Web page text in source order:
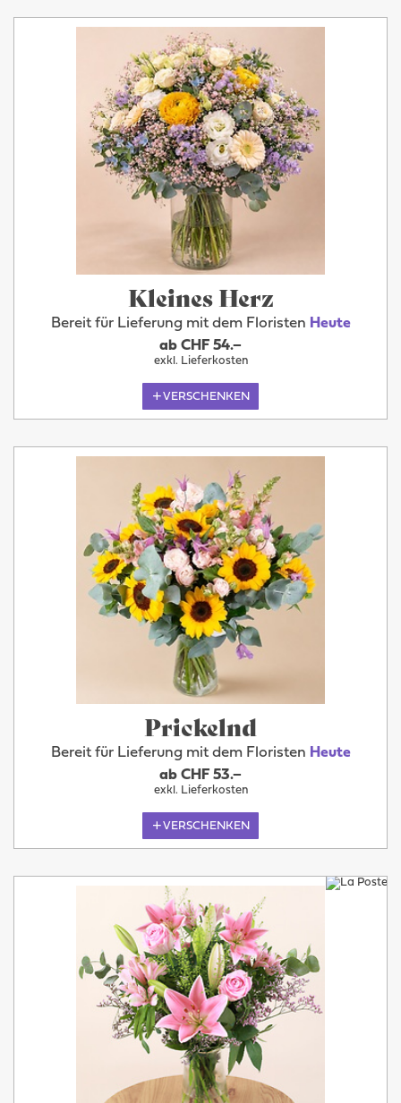
Kleines Herz
Bereit für Lieferung mit dem Floristen Heute
ab CHF 54.–
exkl. Lieferkosten
VERSCHENKEN
Prickelnd
Bereit für Lieferung mit dem Floristen Heute
ab CHF 53.–
exkl. Lieferkosten
VERSCHENKEN